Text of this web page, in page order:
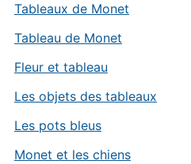
Tableaux de Monet
Tableau de Monet
Fleur et tableau
Les objets des tableaux
Les pots bleus
Monet et les chiens